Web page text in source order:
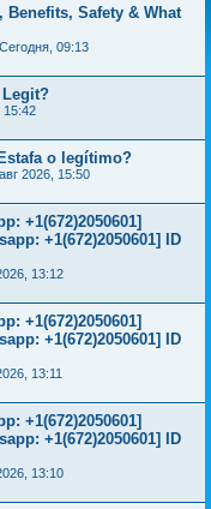
Safety & What
Сегодня, 09:13
Legit?
15:42
o legítimo?
2026, 15:50
+1(672)2050601]
+1(672)2050601] ID
13:12
+1(672)2050601]
+1(672)2050601] ID
13:11
+1(672)2050601]
+1(672)2050601] ID
13:10